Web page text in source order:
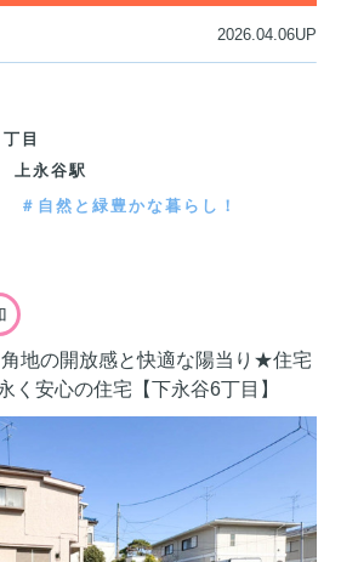
2026.04.06UP
目
上永谷駅
＃自然と緑豊かな暮らし！
地の開放感と快適な陽当り★住宅
く安心の住宅【下永谷6丁目】